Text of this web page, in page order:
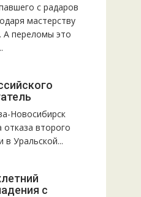
с радаров
мастерству
А переломы это
Новосибирск
отказа второго
Уральской...
с